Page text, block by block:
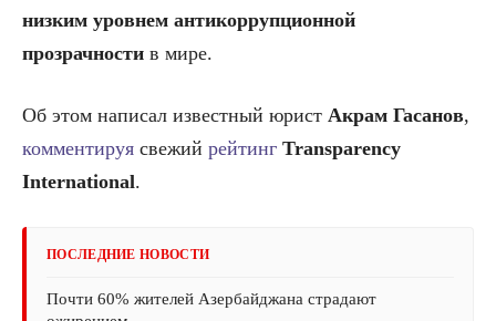
низким уровнем антикоррупционной
прозрачности в мире.
Об этом написал известный юрист Акрам Гасанов,
комментируя свежий рейтинг Transparency
International.
ПОСЛЕДНИЕ НОВОСТИ
Почти 60% жителей Азербайджана страдают